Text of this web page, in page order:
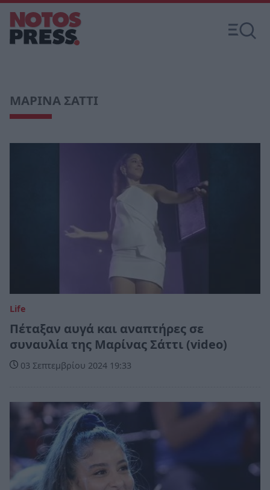
ΜΑΡΙΝΑ ΣΑΤΤΙ
Life
Πέταξαν αυγά και αναπτήρες σε
συναυλία της Μαρίνας Σάττι (video)
03 Σεπτεμβρίου 2024 19:33